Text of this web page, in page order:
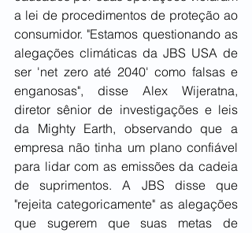
a lei de procedimentos de proteção ao
consumidor. "Estamos questionando as
alegações climáticas da JBS USA de
ser 'net zero até 2040' como falsas e
enganosas", disse Alex Wijeratna,
diretor sênior de investigações e leis
da Mighty Earth, observando que a
empresa não tinha um plano confiável
para lidar com as emissões da cadeia
de suprimentos. A JBS disse que
"rejeita categoricamente" as alegações
que sugerem que suas metas de